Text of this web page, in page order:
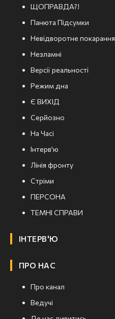
ЩОПРАВДА?!
Панюта Підсумки
Невідворотне покарання
Незламні
Версії реальності
Режим дна
Є ВИХІД
Серйозно
На Часі
Інтерв'ю
Лінія фронту
Стріми
ПЕРСОНА
ТЕМНІ СПРАВИ
ІНТЕРВ'Ю
ПРО НАС
Про канал
Ведучі